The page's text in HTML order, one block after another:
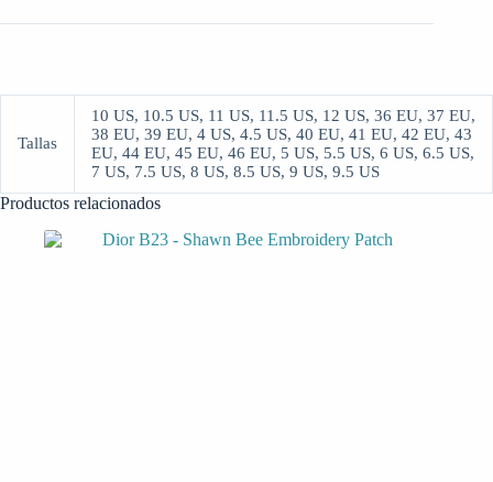
Tallas
10 US, 10.5 US, 11 US, 11.5 US, 12 US, 36 EU, 37 EU,
38 EU, 39 EU, 4 US, 4.5 US, 40 EU, 41 EU, 42 EU, 43
EU, 44 EU, 45 EU, 46 EU, 5 US, 5.5 US, 6 US, 6.5 US,
7 US, 7.5 US, 8 US, 8.5 US, 9 US, 9.5 US
Productos relacionados